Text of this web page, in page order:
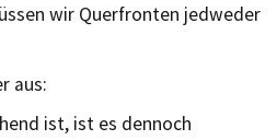
wir Querfronten jedweder
aus:
ist, ist es dennoch